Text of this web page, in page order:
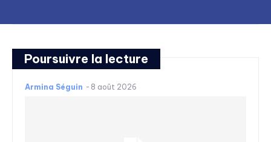
Poursuivre la lecture
Armina Séguin - 8 août 2026